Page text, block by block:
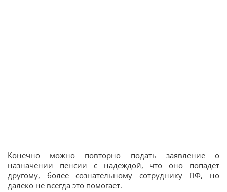
Конечно можно повторно подать заявление о
назначении пенсии с надеждой, что оно попадет
другому, более сознательному сотруднику ПФ, но
далеко не всегда это помогает.